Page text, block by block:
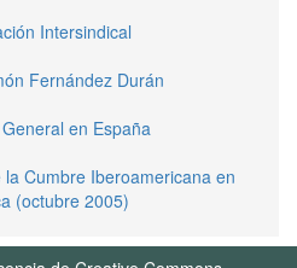
Intersindical
Fernández Durán
en España
Cumbre Iberoamericana en
(octubre 2005)